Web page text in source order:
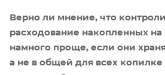
Верно ли мнение, что
расходование накопленных
намного проще, если они
а не в общей для всех копилке